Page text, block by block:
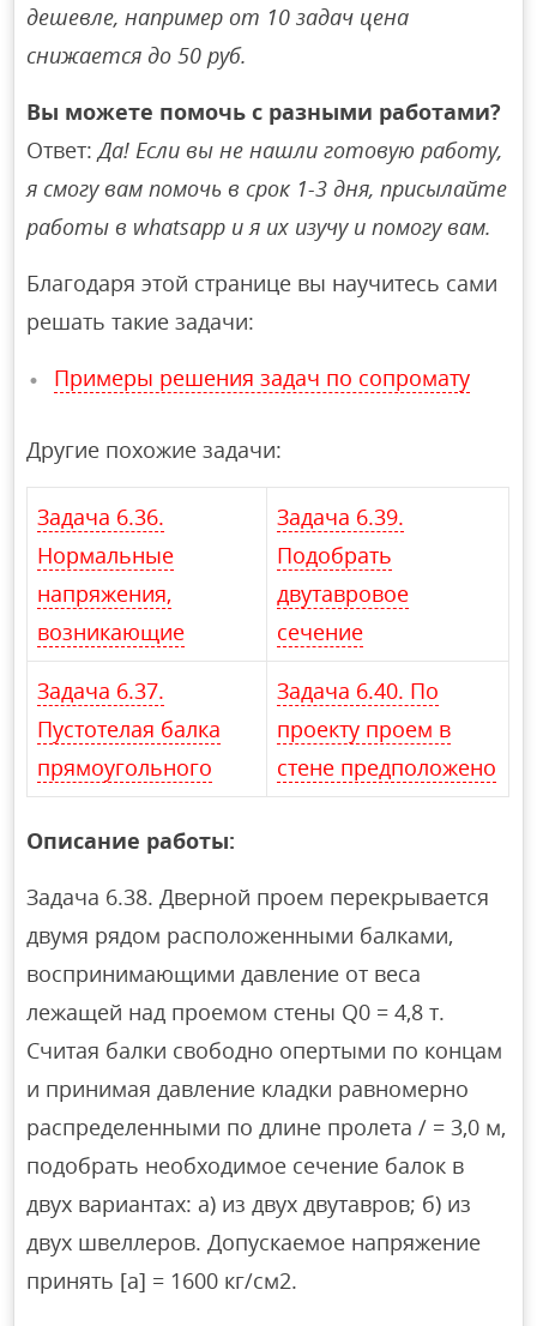
дешевле, например от 10 задач цена
снижается до 50 руб.
Вы можете помочь с разными работами?
Ответ:Да! Если вы не нашли готовую работу,
я смогу вам помочь в срок 1-3 дня, присылайте
работы в whatsapp и я их изучу и помогу вам.
Благодаря этой странице вы научитесь сами
решать такие задачи:
Примеры решения задач по сопромату
Другие похожие задачи:
Задача 6.36.
Нормальные
напряжения,
возникающие
Задача 6.39.
Подобрать
двутавровое
сечение
Задача 6.37.
Пустотелая балка
прямоугольного
Задача 6.40. По
проекту проем в
стене предположено
Описание работы:
Задача 6.38. Дверной проем перекрывается
двумя рядом расположенными балками,
воспринимающими давление от веса
лежащей над проемом стены Q0 = 4,8 т.
Считая балки свободно опертыми по концам
и принимая давление кладки равномерно
распределенными по длине пролета / = 3,0 м,
подобрать необходимое сечение балок в
двух вариантах: а) из двух двутавров; б) из
двух швеллеров. Допускаемое напряжение
принять [а] = 1600 кг/см2.